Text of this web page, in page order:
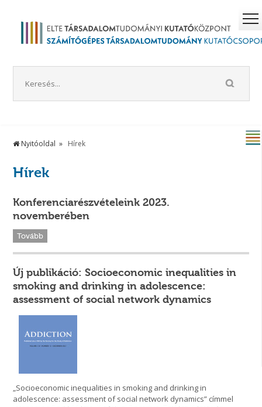
Nyitóoldal Hírek
Hírek
Konferenciarészvételeink 2023.
novemberében
Tovább
Új publikáció: Socioeconomic inequalities in
smoking and drinking in adolescence:
assessment of social network dynamics
„Socioeconomic inequalities in smoking and drinking in
adolescence: assessment of social network dynamics” címmel